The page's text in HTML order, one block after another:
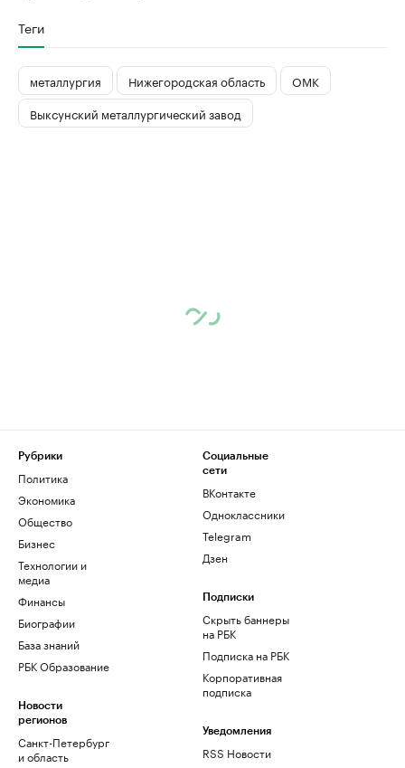
Теги
металлургия Нижегородская область
ОМК
Выксунский металлургический завод
Рубрики
Политика
Экономика
Общество
Бизнес
Технологии и
медиа
Финансы
Биографии
База знаний
РБК Образование
Новости
регионов
Санкт-Петербург
и область
Социальные
сети
ВКонтакте
Одноклассники
Telegram
Дзен
Подписки
Скрыть баннеры
на РБК
Подписка на РБК
Корпоративная
подписка
Уведомления
RSS Новости